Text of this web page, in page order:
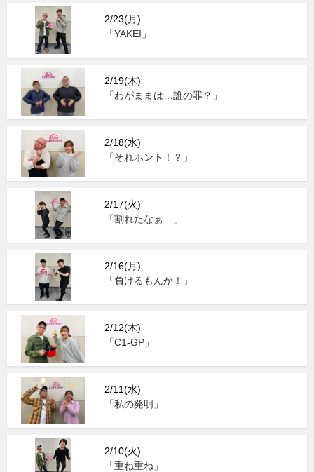
2/23(月)
「YAKEI」
2/19(木)
「わがままは…誰の罪？」
2/18(水)
「それホント！？」
2/17(火)
「割れたなぁ…」
2/16(月)
「負けるもんか！」
2/12(木)
「C1-GP」
2/11(水)
「私の発明」
2/10(火)
「重ね重ね」